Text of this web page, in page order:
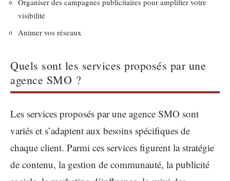
visibilité
Animer vos réseaux
Quels sont les services proposés par une
agence SMO ?
Les services proposés par une agence SMO sont
variés et s’adaptent aux besoins spécifiques de
chaque client. Parmi ces services figurent la stratégie
de contenu, la gestion de communauté, la publicité